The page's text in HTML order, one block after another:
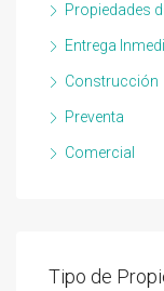
Propiedades
Entrega
Construcción
Preventa
Comercial
Tipo de